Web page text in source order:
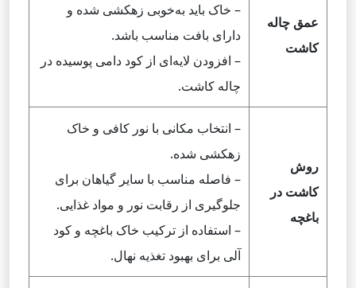
عمق چاله
کاشت
– خاک باید به‌خوبی زهکشی شده و
دارای بافت مناسب باشد.
– افزودن لایه‌ای از کود دامی پوسیده در
چاله کاشت.
روش
کاشت در
باغچه
– انتخاب مکانی با نور کافی و خاک
زهکشی شده.
– فاصله مناسب با سایر گیاهان برای
جلوگیری از رقابت نور و مواد غذایی.
– استفاده از ترکیب خاک باغچه و کود
آلی برای بهبود تغذیه نهال.